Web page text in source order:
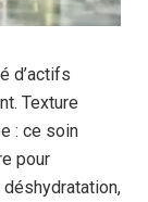
d’actifs
Texture
: ce soin
pour